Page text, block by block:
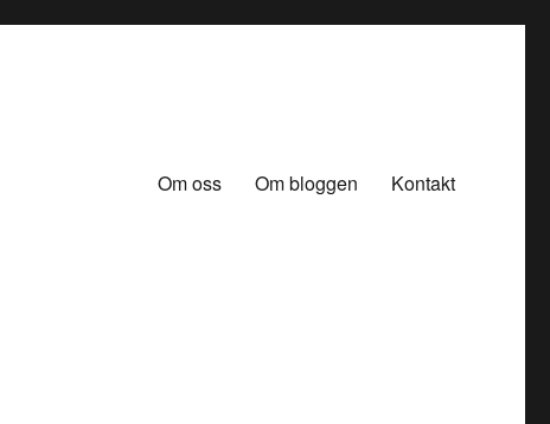
Om oss Om bloggen Kontakt